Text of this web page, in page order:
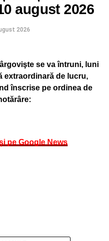
și o cooperare
NATO. Consolidarea
unor centre regionale
investiții directe în
în stabilitatea regiunii”,
COTINESCU
august 2026
2026
se va întruni, luni
extraordinară de lucru,
înscrise pe ordinea de
pe Google News